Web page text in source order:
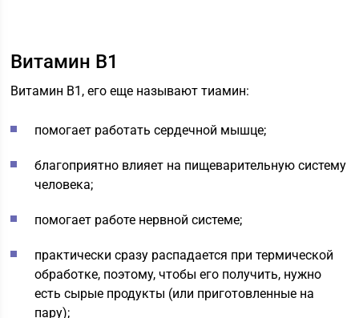
Витамин В1
Витамин В1, его еще называют тиамин:
помогает работать сердечной мышце;
благоприятно влияет на пищеварительную систему
человека;
помогает работе нервной системе;
практически сразу распадается при термической
обработке, поэтому, чтобы его получить, нужно
есть сырые продукты (или приготовленные на
пару);